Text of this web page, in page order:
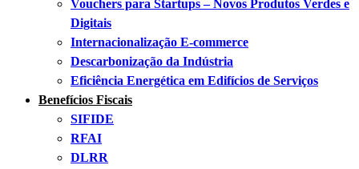
Vouchers para Startups – Novos Produtos Verdes e
Digitais
Internacionalização E-commerce
Descarbonização da Indústria
Eficiência Energética em Edifícios de Serviços
Benefícios Fiscais
SIFIDE
RFAI
DLRR